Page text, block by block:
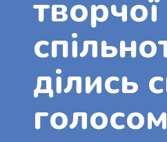
творчої
ділись
голосом